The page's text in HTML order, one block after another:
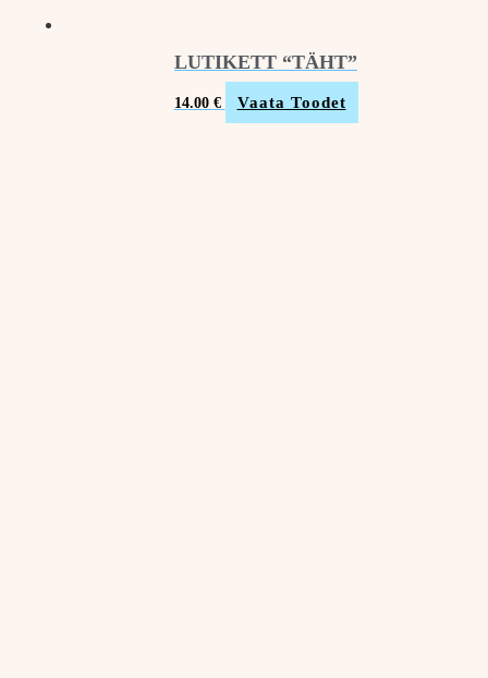
LUTIKETT “TÄHT”
14.00 € Vaata Toodet